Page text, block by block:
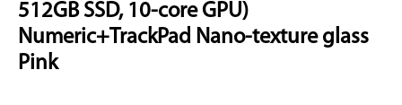
512GB SSD, 10-core GPU)
Numeric+TrackPad Nano-texture glass
Pink